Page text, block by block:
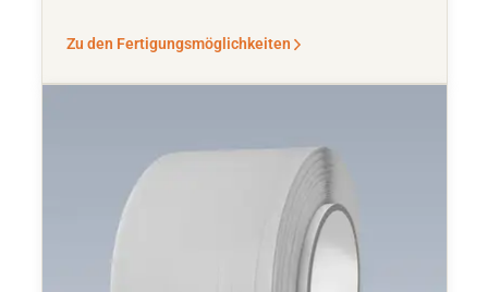
Zu den Fertigungsmöglichkeiten